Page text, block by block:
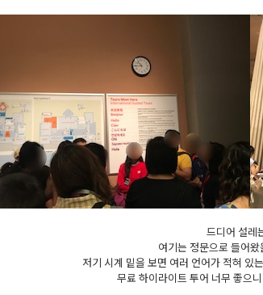
드디어 설레
여기는 정문으로 들어왔
저기 시계 밑을 보면 여러 언어가 적혀 있
무료 하이라이트 투어 너무 좋으